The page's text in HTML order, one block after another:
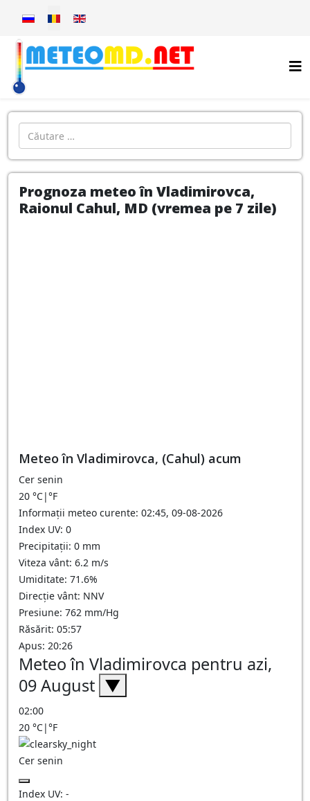
Selectați limba dvs
Introdu localitatea:
Prognoza meteo în Vladimirovca,
Raionul Cahul, MD (vremea pe 7 zile)
Meteo în Vladimirovca, (Cahul) acum
Cer senin
20 °C|°F
Informații meteo curente: 02:45, 09-08-2026
Index UV: 0
Precipitații: 0 mm
Viteza vânt: 6.2 m/s
Umiditate: 71.6%
Direcție vânt: NNV
Presiune: 762 mm/Hg
Răsărit: 05:57
Apus: 20:26
Meteo în Vladimirovca pentru azi,
09 August ▼
02:00
20 °C|°F
Cer senin
Index UV: -